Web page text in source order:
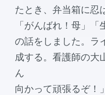
たとき、弁当箱に忍
「がんばれ！母」
の話をしました。ラ
成する。看護師の大
ん 「夢
向かって頑張るぞ！